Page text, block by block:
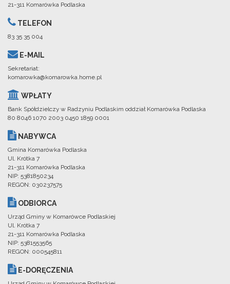
21-311 Komarówka Podlaska
TELEFON
83 35 35 004
E-MAIL
Sekretariat:
komarowka@komarowka.home.pl
WPŁATY
Bank Spółdzielczy w Radzyniu Podlaskim oddział Komarówka Podlaska
80 8046 1070 2003 0450 1859 0001
NABYWCA
Gmina Komarówka Podlaska
Ul. Krótka 7
21-311 Komarówka Podlaska
NIP: 5381850234
REGON: 030237575
ODBIORCA
Urząd Gminy w Komarówce Podlaskiej
Ul. Krótka 7
21-311 Komarówka Podlaska
NIP: 5381553565
REGON: 000545811
E-DORĘCZENIA